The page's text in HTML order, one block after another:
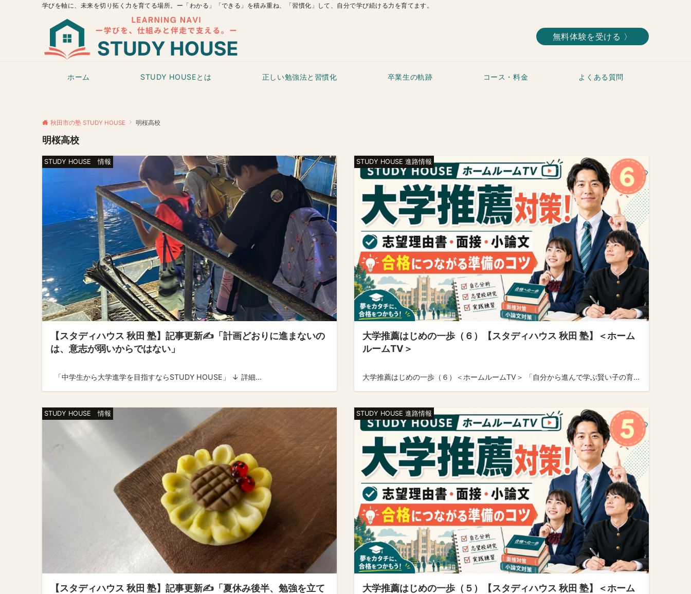
学びを軸に、未来を切り拓く力を育てる場所。ー「わかる」「できる」を積み重ね、「習慣化」して、自分で学び続ける力を育てます。
無料体験を受ける 〉
ホーム STUDY HOUSEとは 正しい勉強法と習慣化 卒業生の軌跡 コース・料金 よくある質問
秋田市の塾 STUDY HOUSE 明桜高校
明桜高校
STUDY HOUSE 情報
【スタディハウス 秋田 塾】記事更新✍️「計画どおりに進まないの
は、意志が弱いからではない」
「中学生から大学進学を目指すならSTUDY HOUSE」 ↓ 詳細...
STUDY HOUSE 進路情報
大学推薦はじめの一歩（６）【スタディハウス 秋田 塾】＜ホーム
ルームTV＞
大学推薦はじめの一歩（６）＜ホームルームTV＞ 「自分から進んで学ぶ賢い子の育...
STUDY HOUSE 情報
【スタディハウス 秋田 塾】記事更新✍️「夏休み後半、勉強を立て
STUDY HOUSE 進路情報
大学推薦はじめの一歩（５）【スタディハウス 秋田 塾】＜ホーム